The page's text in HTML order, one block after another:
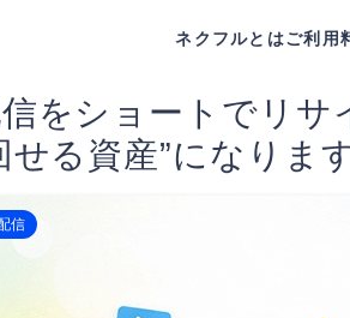
ネクフルとはご利用
をショートでリサ
せる資産”になります
信